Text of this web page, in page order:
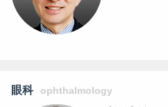
眼科 ophthalmology